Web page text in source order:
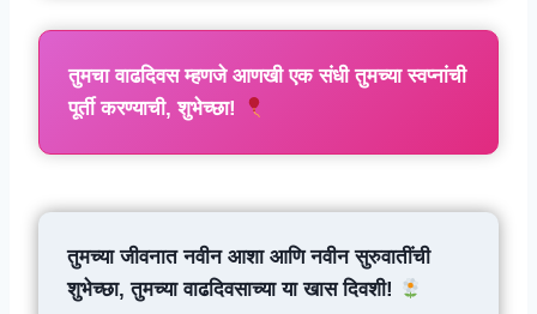
तुमचा वाढदिवस म्हणजे आणखी एक संधी तुमच्या स्वप्नांची
पूर्ती करण्याची, शुभेच्छा!
तुमच्या जीवनात नवीन आशा आणि नवीन सुरुवातींची
शुभेच्छा, तुमच्या वाढदिवसाच्या या खास दिवशी!